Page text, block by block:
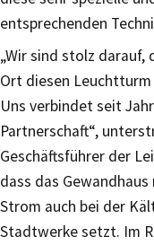
entsprechenden
„Wir sind stolz
Ort diesen
Uns verbindet seit
Partnerschaft“,
Geschäftsführer der
dass das
Strom auch bei der
Stadtwerke setzt. Im